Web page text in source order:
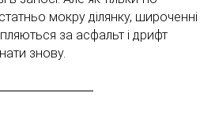
мокру ділянку, широченні
за асфальт і дрифт
знову.